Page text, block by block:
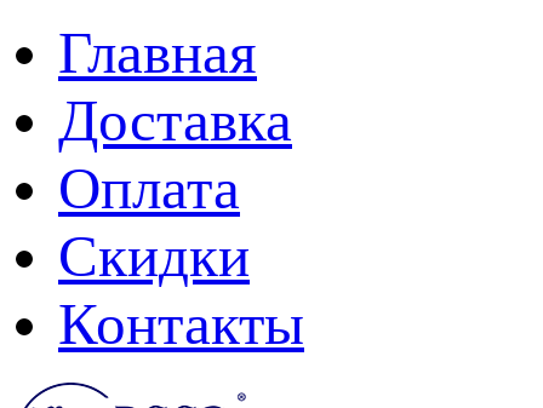
Главная
Доставка
Оплата
Скидки
Контакты